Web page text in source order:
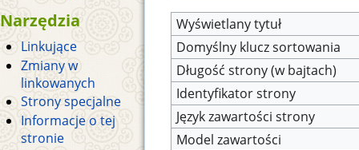
Wyświetlany tytuł
Domyślny klucz sortowania
Długość strony (w bajtach)
Identyfikator strony
Język zawartości strony
Model zawartości
Narzędzia
Linkujące
Zmiany w
linkowanych
Strony specjalne
Informacje o tej
stronie